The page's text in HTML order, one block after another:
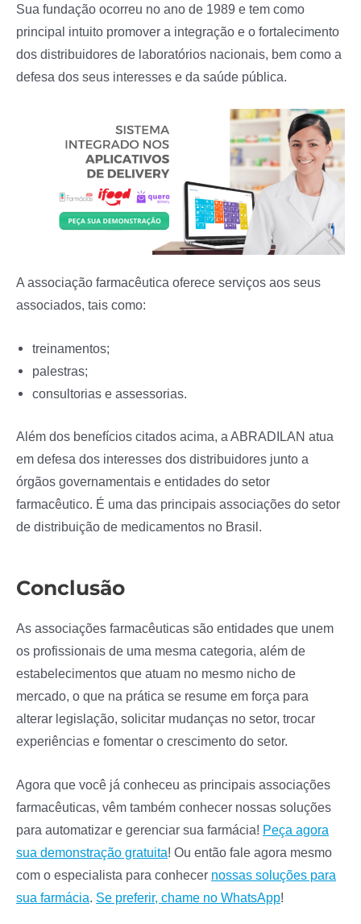
Sua fundação ocorreu no ano de 1989 e tem como
principal intuito promover a integração e o fortalecimento
dos distribuidores de laboratórios nacionais, bem como a
defesa dos seus interesses e da saúde pública.
A associação farmacêutica oferece serviços aos seus
associados, tais como:
treinamentos;
palestras;
consultorias e assessorias.
Além dos benefícios citados acima, a ABRADILAN atua
em defesa dos interesses dos distribuidores junto a
órgãos governamentais e entidades do setor
farmacêutico. É uma das principais associações do setor
de distribuição de medicamentos no Brasil.
Conclusão
As associações farmacêuticas são entidades que unem
os profissionais de uma mesma categoria, além de
estabelecimentos que atuam no mesmo nicho de
mercado, o que na prática se resume em força para
alterar legislação, solicitar mudanças no setor, trocar
experiências e fomentar o crescimento do setor.
Agora que você já conheceu as principais associações
farmacêuticas, vêm também conhecer nossas soluções
para automatizar e gerenciar sua farmácia! Peça agora
sua demonstração gratuita! Ou então fale agora mesmo
com o especialista para conhecer nossas soluções para
sua farmácia. Se preferir, chame no WhatsApp!